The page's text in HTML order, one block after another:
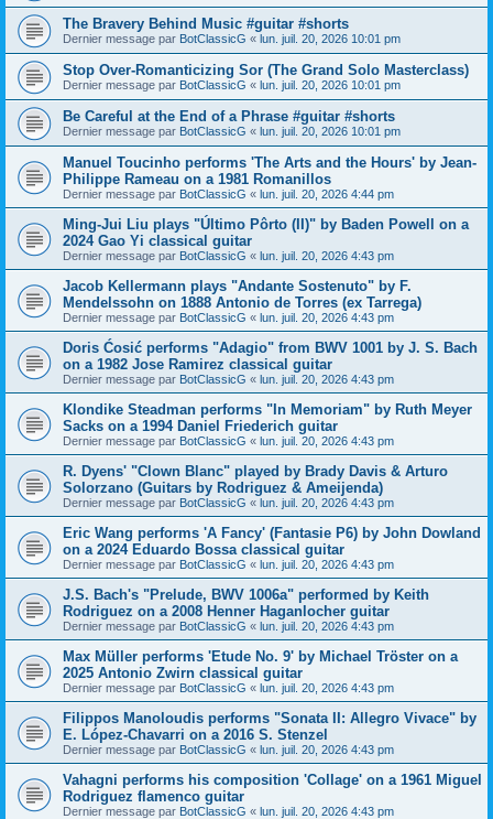
The Bravery Behind Music #guitar #shorts
Dernier message par BotClassicG « lun. juil. 20, 2026 10:01 pm
Stop Over-Romanticizing Sor (The Grand Solo Masterclass)
Dernier message par BotClassicG « lun. juil. 20, 2026 10:01 pm
Be Careful at the End of a Phrase #guitar #shorts
Dernier message par BotClassicG « lun. juil. 20, 2026 10:01 pm
Manuel Toucinho performs 'The Arts and the Hours' by Jean-
Philippe Rameau on a 1981 Romanillos
Dernier message par BotClassicG « lun. juil. 20, 2026 4:44 pm
Ming-Jui Liu plays "Último Pôrto (II)" by Baden Powell on a
2024 Gao Yi classical guitar
Dernier message par BotClassicG « lun. juil. 20, 2026 4:43 pm
Jacob Kellermann plays "Andante Sostenuto" by F.
Mendelssohn on 1888 Antonio de Torres (ex Tarrega)
Dernier message par BotClassicG « lun. juil. 20, 2026 4:43 pm
Doris Ćosić performs "Adagio" from BWV 1001 by J. S. Bach
on a 1982 Jose Ramirez classical guitar
Dernier message par BotClassicG « lun. juil. 20, 2026 4:43 pm
Klondike Steadman performs "In Memoriam" by Ruth Meyer
Sacks on a 1994 Daniel Friederich guitar
Dernier message par BotClassicG « lun. juil. 20, 2026 4:43 pm
R. Dyens' "Clown Blanc" played by Brady Davis & Arturo
Solorzano (Guitars by Rodriguez & Ameijenda)
Dernier message par BotClassicG « lun. juil. 20, 2026 4:43 pm
Eric Wang performs 'A Fancy' (Fantasie P6) by John Dowland
on a 2024 Eduardo Bossa classical guitar
Dernier message par BotClassicG « lun. juil. 20, 2026 4:43 pm
J.S. Bach's "Prelude, BWV 1006a" performed by Keith
Rodriguez on a 2008 Henner Haganlocher guitar
Dernier message par BotClassicG « lun. juil. 20, 2026 4:43 pm
Max Müller performs 'Etude No. 9' by Michael Tröster on a
2025 Antonio Zwirn classical guitar
Dernier message par BotClassicG « lun. juil. 20, 2026 4:43 pm
Filippos Manoloudis performs "Sonata II: Allegro Vivace" by
E. López-Chavarri on a 2016 S. Stenzel
Dernier message par BotClassicG « lun. juil. 20, 2026 4:43 pm
Vahagni performs his composition 'Collage' on a 1961 Miguel
Rodriguez flamenco guitar
Dernier message par BotClassicG « lun. juil. 20, 2026 4:43 pm